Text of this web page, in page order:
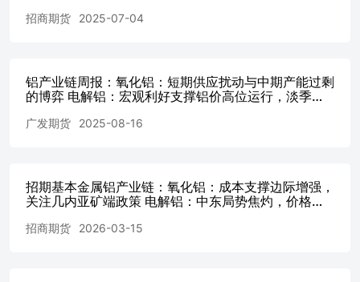
矿出口总量上限定为1.5亿吨，较2025年1.83亿吨的实际出
运，并加快推动外资企业在当地建设氧化铝厂。 几内亚出
口调节政策若落地执行，预计将从源头抬升铝土矿FOB价
控量有望推动其回升至更合理的区间。与此同时，当前BCI
本将出现明显抬升。当然，若后续BCI因铁矿石发运减少等
原因回落，则CIF上行空间会受到部分对冲。总体而言，配
额政策一旦落地，将从成本端为氧化铝价格构筑更为坚实的
撑较强但消费疲软，价格或震荡运行
招商期货 2025-07-04
铝产业链周报：氧化铝：短期供应扰动与中期产能过剩
的博弈 电解铝：宏观利好支撑铝价高位运行，淡季背
加剧，合金锭主流仓库接近胀库
广发期货 2025-08-16
招期基本金属铝产业链：氧化铝：成本支撑边际增强，
关注几内亚矿端政策 电解铝：中东局势焦灼，价格维
格跟随铝价宽幅震荡 （年03月15日）
招商期货 2026-03-15